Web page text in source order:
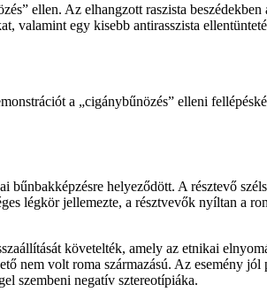
ellen. Az elhangzott raszista beszédekben
valamint egy kisebb antirasszista
a „cigánybűnözés” elleni
bűnbakképzésre helyeződött. A résztevő
légkör jellemezte, a résztvevők nyíltan a
követelték, amely az etnikai
nem volt roma származású. Az esemény
szembeni negatív sztereotípiáka.